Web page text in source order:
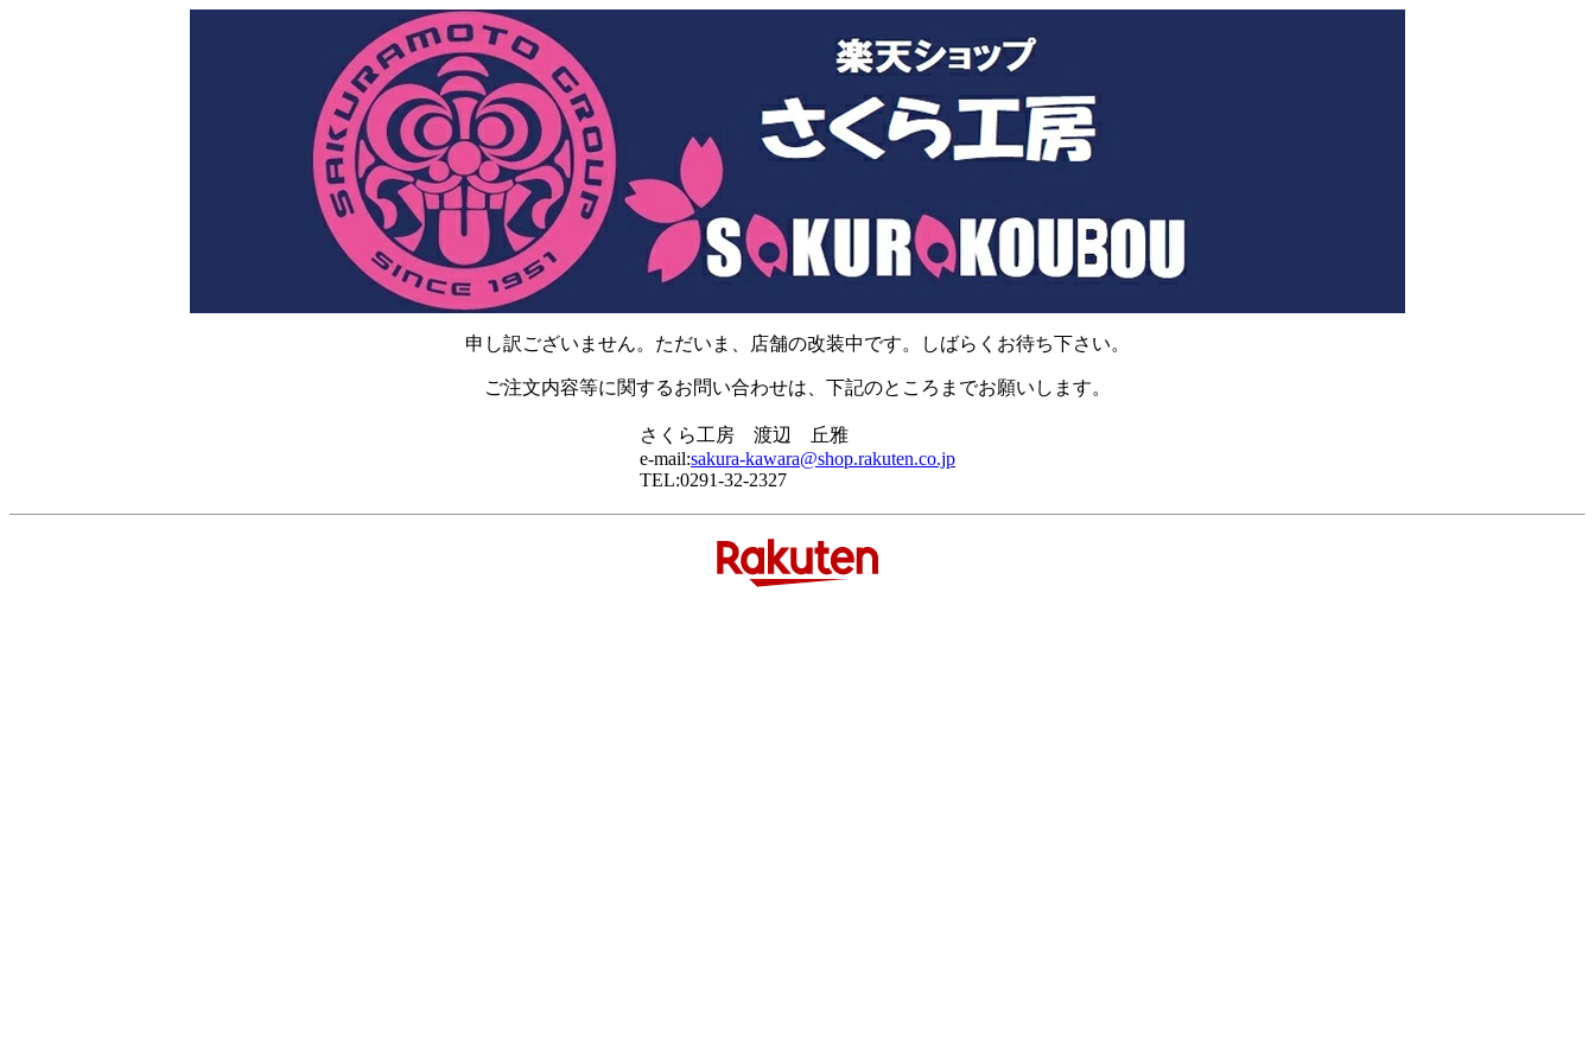
申し訳ございません。ただいま、店舗の改装中です。しばらくお待ち下さい。
ご注文内容等に関するお問い合わせは、下記のところまでお願いします。
さくら工房 渡辺 丘雅
e-mail:sakura-kawara@shop.rakuten.co.jp
TEL:0291-32-2327